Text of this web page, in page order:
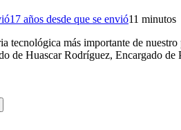
17 años desde que se envió11 minutos
tecnológica más importante de
de Huascar Rodríguez, Encargado